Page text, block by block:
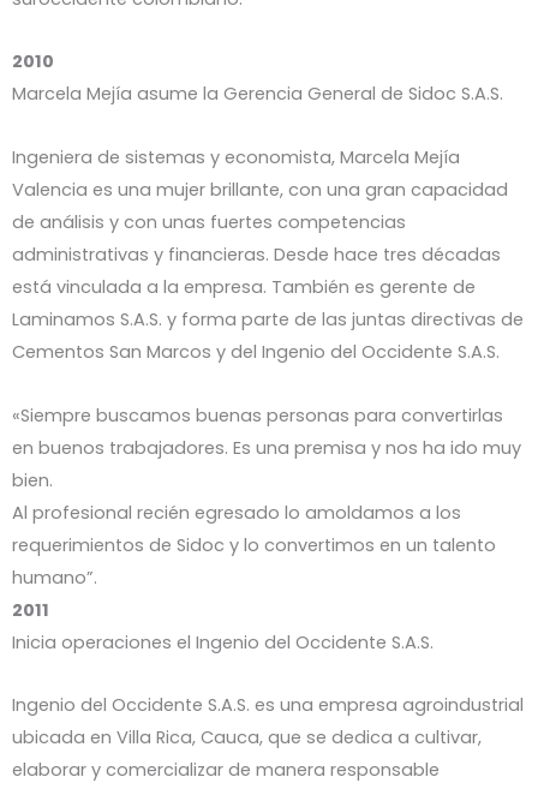
2010
Marcela Mejía asume la Gerencia General de Sidoc S.A.S.
Ingeniera de sistemas y economista, Marcela Mejía
Valencia es una mujer brillante, con una gran capacidad
de análisis y con unas fuertes competencias
administrativas y financieras. Desde hace tres décadas
está vinculada a la empresa. También es gerente de
Laminamos S.A.S. y forma parte de las juntas directivas de
Cementos San Marcos y del Ingenio del Occidente S.A.S.
«Siempre buscamos buenas personas para convertirlas
en buenos trabajadores. Es una premisa y nos ha ido muy
bien.
Al profesional recién egresado lo amoldamos a los
requerimientos de Sidoc y lo convertimos en un talento
humano”.
2011
Inicia operaciones el Ingenio del Occidente S.A.S.
Ingenio del Occidente S.A.S. es una empresa agroindustrial
ubicada en Villa Rica, Cauca, que se dedica a cultivar,
elaborar y comercializar de manera responsable